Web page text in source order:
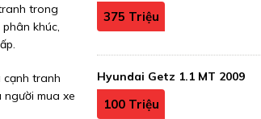
trong
khúc,
tranh
mua xe
375 Triệu
Hyundai Getz 1.1 MT 2009
100 Triệu